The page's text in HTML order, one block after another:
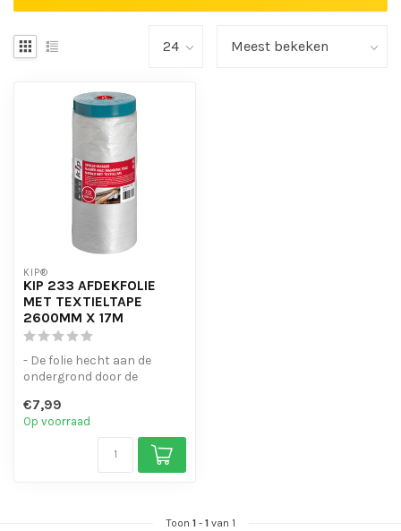
KIP®
KIP 233 AFDEKFOLIE
MET TEXTIELTAPE
2600MM X 17M
- De folie hecht aan de
ondergrond door de
- Hoogwaardige bla...
€7,99
Op voorraad
Toon 1- 1van 1